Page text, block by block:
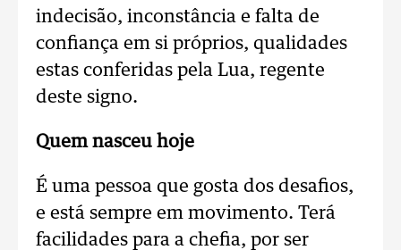
indecisão, inconstância e falta de
confiança em si próprios, qualidades
estas conferidas pela Lua, regente
deste signo.
Quem nasceu hoje
É uma pessoa que gosta dos desafios,
e está sempre em movimento. Terá
facilidades para a chefia, por ser